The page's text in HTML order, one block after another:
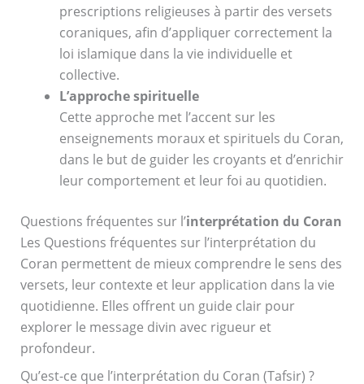
prescriptions religieuses à partir des versets
coraniques, afin d’appliquer correctement la
loi islamique dans la vie individuelle et
collective.
L’approche spirituelle
Cette approche met l’accent sur les
enseignements moraux et spirituels du Coran,
dans le but de guider les croyants et d’enrichir
leur comportement et leur foi au quotidien.
Questions fréquentes sur l’interprétation du Coran
Les Questions fréquentes sur l’interprétation du
Coran permettent de mieux comprendre le sens des
versets, leur contexte et leur application dans la vie
quotidienne. Elles offrent un guide clair pour
explorer le message divin avec rigueur et
profondeur.
Qu’est-ce que l’interprétation du Coran (Tafsir) ?